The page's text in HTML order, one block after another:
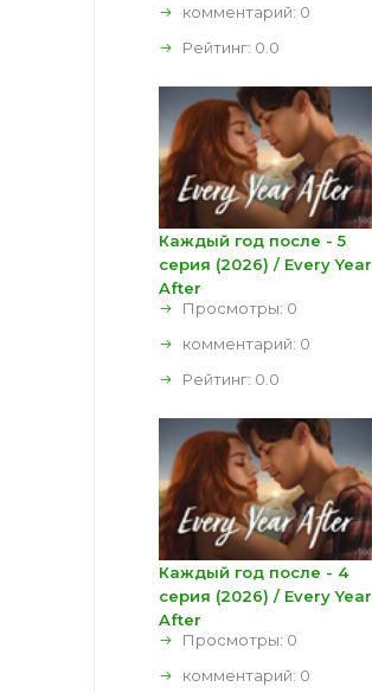
комментарий: 0
Рейтинг: 0.0
Каждый год после - 5
серия (2026) / Every Year
After
Просмотры: 0
комментарий: 0
Рейтинг: 0.0
Каждый год после - 4
серия (2026) / Every Year
After
Просмотры: 0
комментарий: 0